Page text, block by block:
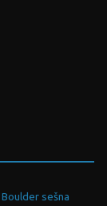
Boulder sešna